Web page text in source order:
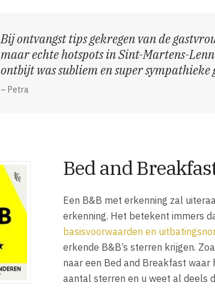
Bij ontvangst tips gekregen van de
maar echte hotspots in Sint-Martens-
ontbijt was subliem en super sympathieke
– Petra
Bed and
Een B&B met erkenning zal
erkenning. Het betekent immers
basisvoorwaarden en
erkende B&B’s sterren krijgen.
naar een Bed and Breakfast
aantal sterren en u weet al deels